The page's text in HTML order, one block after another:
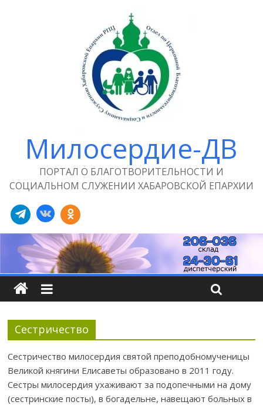
Милосердие-ДВ
ПОРТАЛ О БЛАГОТВОРИТЕЛЬНОСТИ И
СОЦИАЛЬНОМ СЛУЖЕНИИ ХАБАРОВСКОЙ ЕПАРХИИ
Сестричество
Сестричество милосердия святой преподобномученицы
Великой княгини Елисаветы образовано в 2011 году.
Сестры милосердия ухаживают за подопечными на дому
(сестринские посты), в богадельне, навещают больных в